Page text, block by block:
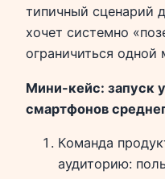
типичный сценарий
хочет системно
ограничиться одной
Мини-кейс: запуск
смартфонов
Команда
аудиторию: